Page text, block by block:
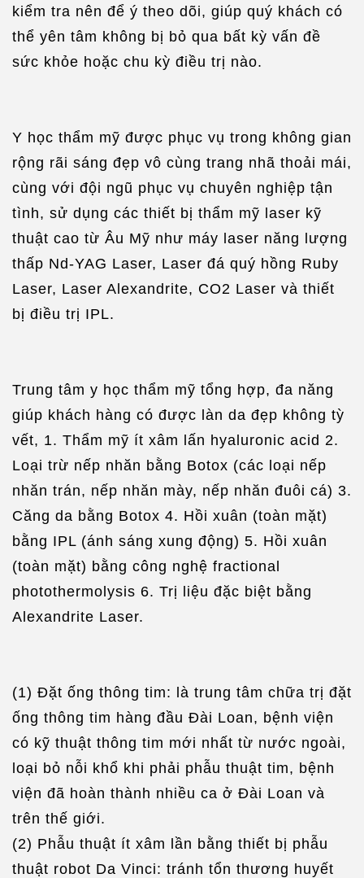
kiểm tra nên để ý theo dõi, giúp quý khách có
thể yên tâm không bị bỏ qua bất kỳ vấn đề
sức khỏe hoặc chu kỳ điều trị nào.
Y học thẩm mỹ được phục vụ trong không gian
rộng rãi sáng đẹp vô cùng trang nhã thoải mái,
cùng với đội ngũ phục vụ chuyên nghiệp tận
tình, sử dụng các thiết bị thẩm mỹ laser kỹ
thuật cao từ Âu Mỹ như máy laser năng lượng
thấp Nd-YAG Laser, Laser đá quý hồng Ruby
Laser, Laser Alexandrite, CO2 Laser và thiết
bị điều trị IPL.
Trung tâm y học thẩm mỹ tổng hợp, đa năng
giúp khách hàng có được làn da đẹp không tỳ
vết, 1. Thẩm mỹ ít xâm lấn hyaluronic acid 2.
Loại trừ nếp nhăn bằng Botox (các loại nếp
nhăn trán, nếp nhăn mày, nếp nhăn đuôi cá) 3.
Căng da bằng Botox 4. Hồi xuân (toàn mặt)
bằng IPL (ánh sáng xung động) 5. Hồi xuân
(toàn mặt) bằng công nghệ fractional
photothermolysis 6. Trị liệu đặc biệt bằng
Alexandrite Laser.
(1) Đặt ống thông tim: là trung tâm chữa trị đặt
ống thông tim hàng đầu Đài Loan, bệnh viện
có kỹ thuật thông tim mới nhất từ nước ngoài,
loại bỏ nỗi khổ khi phải phẫu thuật tim, bệnh
viện đã hoàn thành nhiều ca ở Đài Loan và
trên thế giới.
(2) Phẫu thuật ít xâm lần bằng thiết bị phẫu
thuật robot Da Vinci: tránh tổn thương huyết